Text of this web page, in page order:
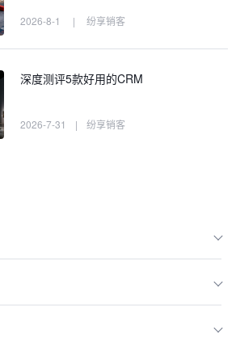
一、评估标准一：平台架构能否支撑集
2026-8-1 | 纷享销客
深度测评5款好用的CRM
2026-7-31 | 纷享销客